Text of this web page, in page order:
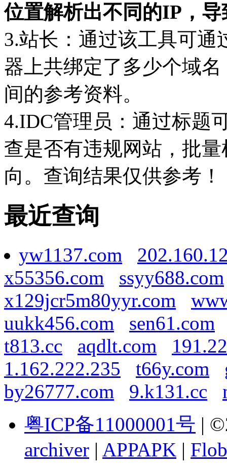
位置解析出不同的IP，
3.站长：通过该工具可通
器上共绑定了多少个域
间的参考资料。
4.IDC管理员：通过标题
查是否有违规网站，批
向。查询结果仅供参考！
最近查询
yw1137.com
x55356.com
ssyy688.com
x129jcr5m80yyr.com
uukk456.com
sen61.com
t813.cc
aqdlt.com
1.162.222.235
t66y.com
by26777.com
9.k131.cc
粤ICP备11000001号 |
archiver | APPAPK |